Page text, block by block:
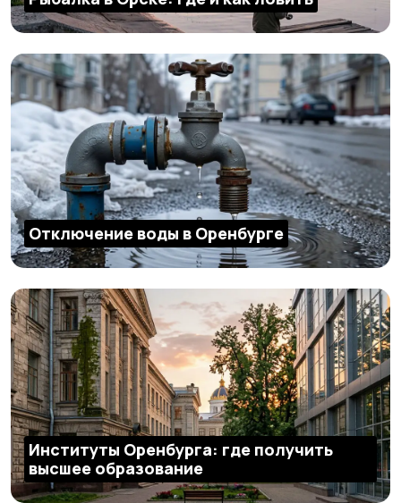
Отключение воды в Оренбурге
Институты Оренбурга: где получить
высшее образование